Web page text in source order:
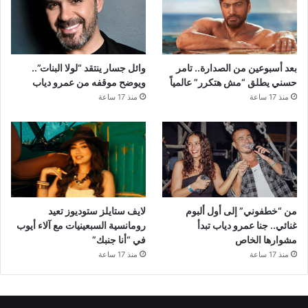
بعد أسبوعين من الصدارة.. تامر
حسني يطلق “مش هتكرر” عالمياً
منذ 17 ساعة
وائل جسار ينتقد “لولا البنات”..
ويوضح موقفه من عمرو دياب
منذ 17 ساعة
من “خطفوني” إلى أول ألبوم
غنائي.. جنا عمرو دياب تبدأ
مشوارها الخاص
منذ 17 ساعة
لايف ستايلز ستوديوز تعيد
رومانسية السبعينيات مع آلاء أيوب
في “أنا جنبك”
منذ 17 ساعة